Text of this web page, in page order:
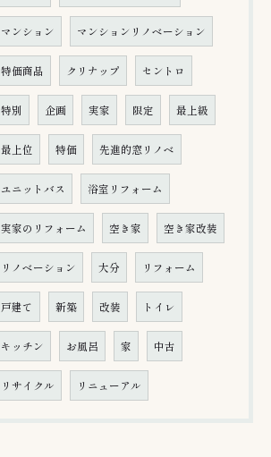
マンション マンションリノベーション
特価商品 クリナップ セントロ
特別 企画 実家 限定 最上級
最上位 特価 先進的窓リノベ
ユニットバス 浴室リフォーム
実家のリフォーム 空き家 空き家改装
リノベーション 大分 リフォーム
戸建て 新築 改装 トイレ
キッチン お風呂 家 中古
リサイクル リニューアル